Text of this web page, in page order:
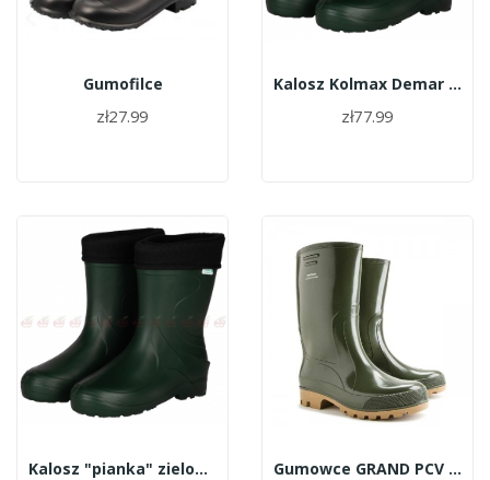
Gumofilce
zł27.99
Kalosz Kolmax Demar "pianka" zielony
zł77.99
Kalosz "pianka" zielony roz.43 Gumowce GRAND PCV Green rozm. 41-47